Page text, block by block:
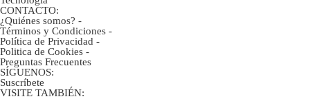
CONTACTO:
¿Quiénes somos? -
Términos y Condiciones -
Política de Privacidad -
Politica de Cookies -
Preguntas Frecuentes
SÍGUENOS:
Suscríbete
VISITE TAMBIÉN: